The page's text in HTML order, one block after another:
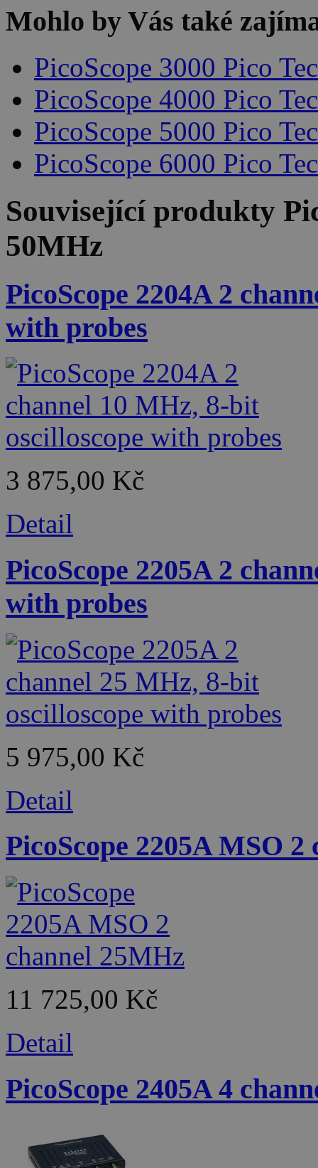
Mohlo by Vás také
PicoScope 3000 Pico
PicoScope 4000 Pico
PicoScope 5000 Pico
PicoScope 6000 Pico
Související produkty
50MHz
PicoScope 2204A 2
with probes
3 875,00 Kč
Detail
PicoScope 2205A 2
with probes
5 975,00 Kč
Detail
PicoScope 2205A MSO
11 725,00 Kč
Detail
PicoScope 2405A 4